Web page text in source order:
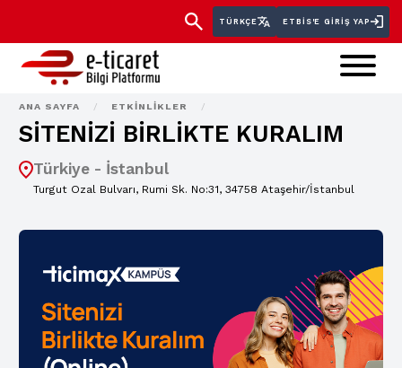
TÜRKÇE ETBİS'E GIRIŞ YAP
ANA SAYFA / ETKINLIKLER /
SİTENİZİ BİRLİKTE KURALIM
Türkiye - İstanbul
Turgut Ozal Bulvarı, Rumi Sk. No:31, 34758 Ataşehir/İstanbul